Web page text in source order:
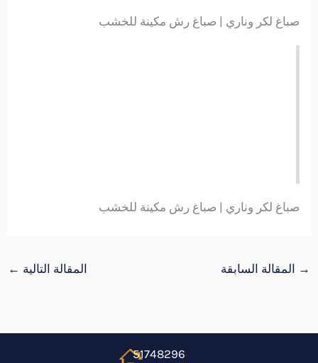
صباغ لكر وناري | صباغ رش مكينة للخشب
صباغ لكر وناري | صباغ رش مكينة للخشب
→ المقالة السابقة المقالة التالية ←
51748296